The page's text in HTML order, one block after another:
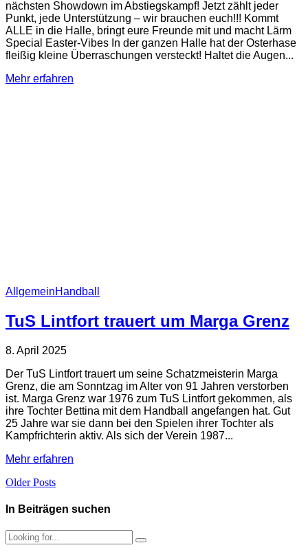
nächsten Showdown im Abstiegskampf! Jetzt zählt jeder
Punkt, jede Unterstützung – wir brauchen euch!!! Kommt
ALLE in die Halle, bringt eure Freunde mit und macht Lärm
Special Easter-Vibes In der ganzen Halle hat der Osterhase
fleißig kleine Überraschungen versteckt! Haltet die Augen...
Mehr erfahren
AllgemeinHandball
TuS Lintfort trauert um Marga Grenz
8. April 2025
Der TuS Lintfort trauert um seine Schatzmeisterin Marga
Grenz, die am Sonntzag im Alter von 91 Jahren verstorben
ist. Marga Grenz war 1976 zum TuS Lintfort gekommen, als
ihre Tochter Bettina mit dem Handball angefangen hat. Gut
25 Jahre war sie dann bei den Spielen ihrer Tochter als
Kampfrichterin aktiv. Als sich der Verein 1987...
Mehr erfahren
Older Posts
In Beiträgen suchen